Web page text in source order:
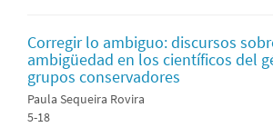
Corregir lo ambiguo: discursos
ambigüedad en los científicos del
grupos conservadores
Paula Sequeira Rovira
5-18